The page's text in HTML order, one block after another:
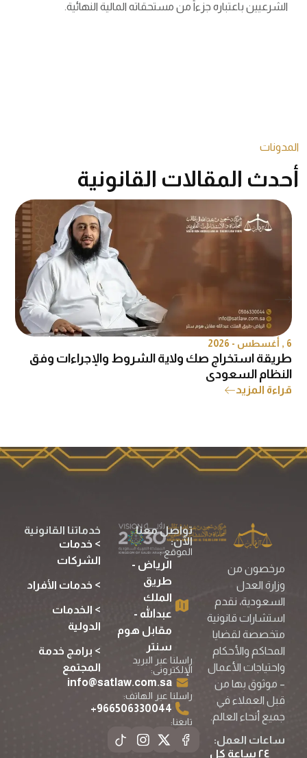
الشرعيين باعتباره جزءاً من مستحقاته المالية النهائية.
المدونات
أحدث المقالات القانونية
6 , أغسطس - 2026
طريقة استخراج صك ولاية الشروط والإجراءات وفق
النظام السعودي
قراءة المزيد
مرخصون من
وزارة العدل
السعودية، نقدم
استشارات قانونية
متخصصة لقضايا
المحاكم والأحكام
واحتياجات الأعمال
– موثوق بها من
قبل العملاء في
جميع أنحاء العالم.
ساعات العمل:
٢٤ ساعة كل
تواصل معنا
الآن:
الموقع :
الرياض -
طريق
الملك
عبدالله -
مقابل هوم
سنتر
راسلنا عبر البريد
الإلكترونى:
info@satlaw.com.sa
راسلنا عبر الهاتف:
966506330044⁩+
تابعنا:
خدماتنا القانونية
> خدمات
الشركات
> خدمات الأفراد
> الخدمات
الدولية
> برامج خدمة
المجتمع